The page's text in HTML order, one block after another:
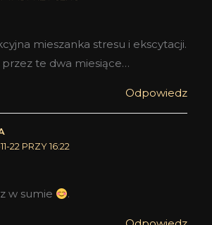
mieszanka stresu i ekscytacji.
przez te dwa miesiące…
Odpowiedz
22 PRZY 16:22
w sumie .